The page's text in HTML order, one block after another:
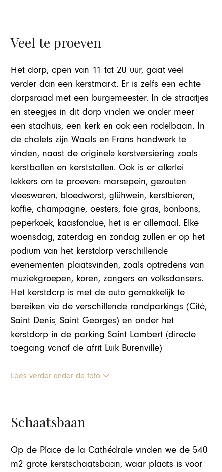
Veel te proeven
Het dorp, open van 11 tot 20 uur, gaat veel
verder dan een kerstmarkt. Er is zelfs een echte
dorpsraad met een burgemeester. In de straatjes
en steegjes in dit dorp vinden we onder meer
een stadhuis, een kerk en ook een rodelbaan. In
de chalets zijn Waals en Frans handwerk te
vinden, naast de originele kerstversiering zoals
kerstballen en kerststallen. Ook is er allerlei
lekkers om te proeven: marsepein, gezouten
vleeswaren, bloedworst, glühwein, kerstbieren,
koffie, champagne, oesters, foie gras, bonbons,
peperkoek, kaasfondue, het is er allemaal. Elke
woensdag, zaterdag en zondag zullen er op het
podium van het kerstdorp verschillende
evenementen plaatsvinden, zoals optredens van
muziekgroepen, koren, zangers en volksdansers.
Het kerstdorp is met de auto gemakkelijk te
bereiken via de verschillende randparkings (Cité,
Saint Denis, Saint Georges) en onder het
kerstdorp in de parking Saint Lambert (directe
toegang vanaf de afrit Luik Burenville)
Lees verder onder de foto
Schaatsbaan
Op de Place de la Cathédrale vinden we de 540
m2 grote kerstschaatsbaan, waar plaats is voor